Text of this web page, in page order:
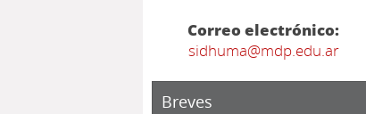
Correo electrónico:
sidhuma@mdp.edu.ar
Breves